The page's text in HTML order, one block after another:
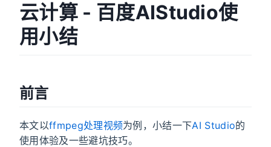
云计算 - 百度AIStudio使
用小结
前言
本文以ffmpeg处理视频为例，小结一下AI Studio的
使用体验及一些避坑技巧。